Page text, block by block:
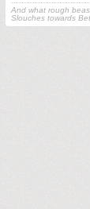
And what rough
Slouches towards